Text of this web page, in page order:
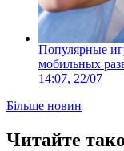
Популярные
мобильных
14:07, 22/07
Більше новин
Читайте